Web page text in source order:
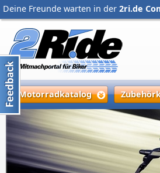
Deine Freunde warten in der 2ri.de
Motorradkatalog